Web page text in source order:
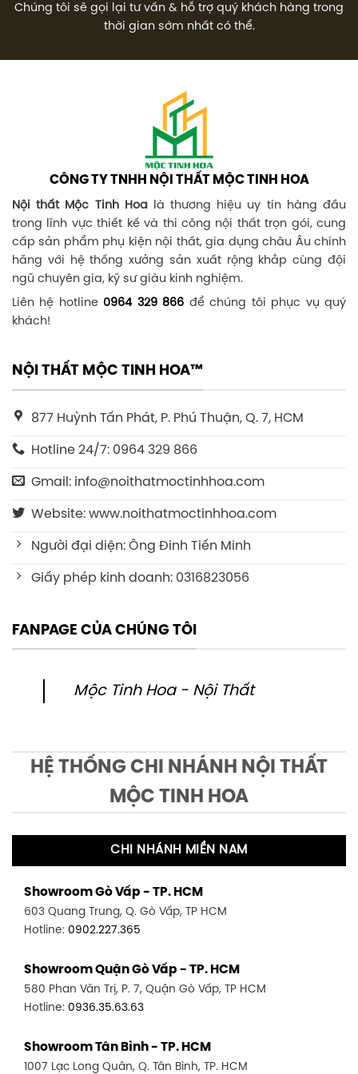
Chúng tôi sẽ gọi lại tư vấn & hỗ trợ quý khách hàng trong
thời gian sớm nhất có thể.
CÔNG TY TNHH NỘI THẤT MỘC TINH HOA
Nội thất Mộc Tinh Hoalà thương hiệu uy tín hàng đầu
trong lĩnh vực thiết kế và thi công nội thất trọn gói, cung
cấp sản phẩm phụ kiện nội thất, gia dụng châu Âu chính
hãng với hệ thống xưởng sản xuất rộng khắp cùng đội
ngũ chuyên gia, kỹ sư giàu kinh nghiệm.
Liên hệ hotline 0964 329 866 để chúng tôi phục vụ quý
khách!
NỘI THẤT MỘC TINH HOA™
877 Huỳnh Tấn Phát, P. Phú Thuận, Q. 7, HCM
Hotline 24/7: 0964 329 866
Gmail: info@noithatmoctinhhoa.com
Website: www.noithatmoctinhhoa.com
Người đại diện: Ông Đinh Tiến Minh
Giấy phép kinh doanh: 0316823056
FANPAGE CỦA CHÚNG TÔI
Mộc Tinh Hoa - Nội Thất
HỆ THỐNG CHI NHÁNH NỘI THẤT
MỘC TINH HOA
CHI NHÁNH MIỀN NAM
Showroom Gò Vấp - TP. HCM
603 Quang Trung, Q. Gò Vấp, TP HCM
Hotline: 0902.227.365
Showroom Quận Gò Vấp - TP. HCM
580 Phan Văn Trị, P. 7, Quận Gò Vấp, TP HCM
Hotline: 0936.35.63.63
Showroom Tân Bình - TP. HCM
1007 Lạc Long Quân, Q. Tân Bình, TP. HCM